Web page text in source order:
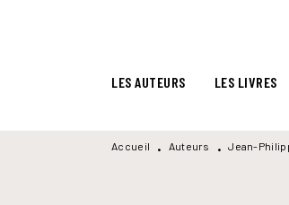
LES AUTEURS LES LIVRES
Accueil • Auteurs • Jean-